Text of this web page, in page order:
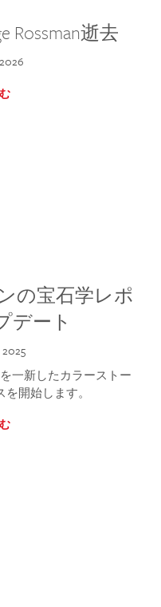
Rossman逝去
の宝石学レポ
デート
一新したカラーストー
開始します。